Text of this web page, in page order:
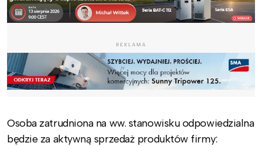
REKLAMA
Osoba zatrudniona na ww. stanowisku odpowiedzialna
będzie za aktywną sprzedaż produktów firmy: